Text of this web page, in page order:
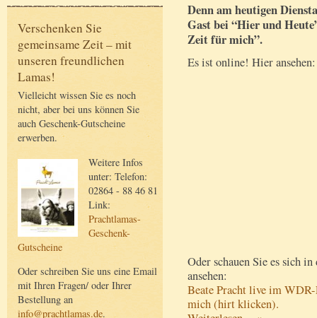
Verschenken Sie
gemeinsame Zeit – mit
unseren freundlichen
Lamas!
Vielleicht wissen Sie es noch
nicht, aber bei uns können Sie
auch Geschenk-Gutscheine
erwerben.
Weitere Infos
unter: Telefon:
02864 - 88 46 81
Link:
Prachtlamas-
Geschenk-
Gutscheine
Oder schreiben Sie uns eine Email
mit Ihren Fragen/ oder Ihrer
Bestellung an
info@prachtlamas.de.
Denn am heutigen
Gast bei “Hier und
Zeit für mich”.
Es ist online! Hier ansehen:
Oder schauen Sie es sich
ansehen:
Beate Pracht live im
mich (hirt klicken).